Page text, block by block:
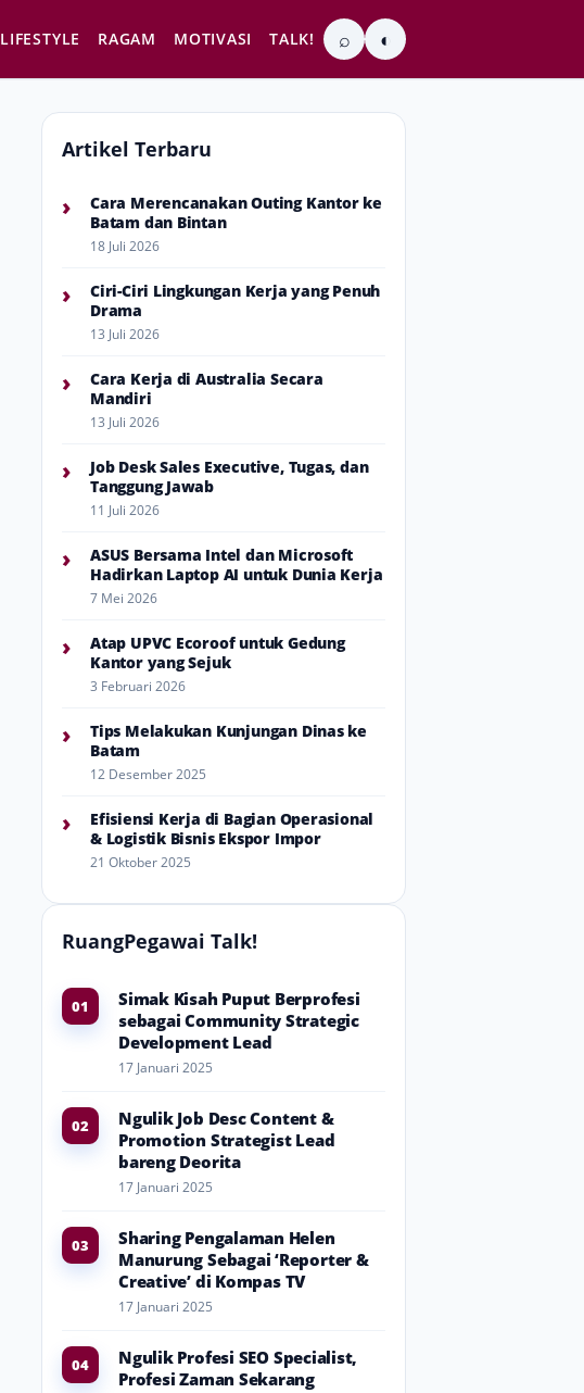
LIFESTYLE RAGAM MOTIVASI TALK! ⌕ ◐
Artikel Terbaru
›
Cara Merencanakan Outing Kantor ke
Batam dan Bintan
18 Juli 2026
›
Ciri-Ciri Lingkungan Kerja yang Penuh
Drama
13 Juli 2026
›
Cara Kerja di Australia Secara
Mandiri
13 Juli 2026
›
Job Desk Sales Executive, Tugas, dan
Tanggung Jawab
11 Juli 2026
›
ASUS Bersama Intel dan Microsoft
Hadirkan Laptop AI untuk Dunia Kerja
7 Mei 2026
›
Atap UPVC Ecoroof untuk Gedung
Kantor yang Sejuk
3 Februari 2026
›
Tips Melakukan Kunjungan Dinas ke
Batam
12 Desember 2025
›
Efisiensi Kerja di Bagian Operasional
& Logistik Bisnis Ekspor Impor
21 Oktober 2025
RuangPegawai Talk!
01
Simak Kisah Puput Berprofesi
sebagai Community Strategic
Development Lead
17 Januari 2025
02
Ngulik Job Desc Content &
Promotion Strategist Lead
bareng Deorita
17 Januari 2025
03
Sharing Pengalaman Helen
Manurung Sebagai ‘Reporter &
Creative’ di Kompas TV
17 Januari 2025
04
Ngulik Profesi SEO Specialist,
Profesi Zaman Sekarang